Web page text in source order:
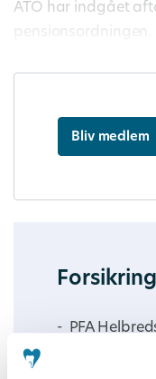
ATO har indgået
pensionsordningen.
Bliv medlem
PFA